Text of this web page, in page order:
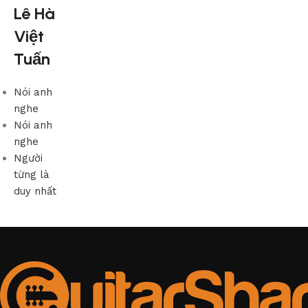
Lê Hà
Việt
Tuấn
Nói anh
nghe
Nói anh
nghe
Người
từng là
duy nhất